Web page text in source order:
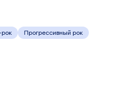
Прогрессивный рок